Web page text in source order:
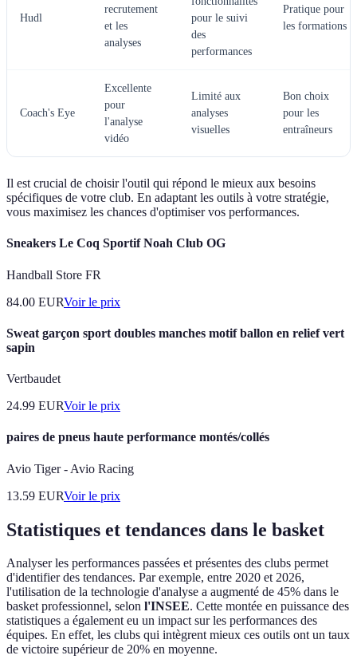
Hudl
recrutement
et les
analyses
pour le suivi
des
performances
Pratique pour
les formations
Coach's Eye
Excellente
pour
l'analyse
vidéo
Limité aux
analyses
visuelles
Bon choix
pour les
entraîneurs
Il est crucial de choisir l'outil qui répond le mieux aux besoins
spécifiques de votre club. En adaptant les outils à votre stratégie,
vous maximisez les chances d'optimiser vos performances.
Sneakers Le Coq Sportif Noah Club OG
Handball Store FR
84.00 EURVoir le prix
Sweat garçon sport doubles manches motif ballon en relief vert
sapin
Vertbaudet
24.99 EURVoir le prix
paires de pneus haute performance montés/collés
Avio Tiger - Avio Racing
13.59 EURVoir le prix
Statistiques et tendances dans le basket
Analyser les performances passées et présentes des clubs permet
d'identifier des tendances. Par exemple, entre 2020 et 2026,
l'utilisation de la technologie d'analyse a augmenté de 45% dans le
basket professionnel, selon l'INSEE. Cette montée en puissance des
statistiques a également eu un impact sur les performances des
équipes. En effet, les clubs qui intègrent mieux ces outils ont un taux
de victoire supérieur de 20% en moyenne.